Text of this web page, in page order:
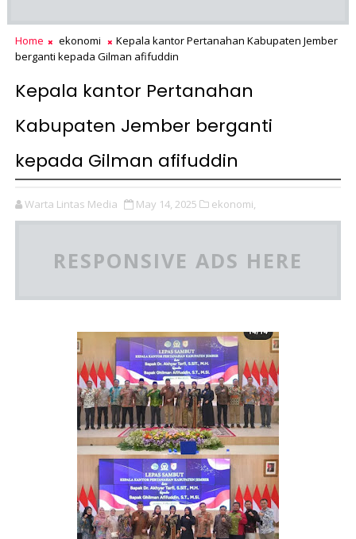
Home ekonomi
Kepala kantor Pertanahan Kabupaten Jember
berganti kepada Gilman afifuddin
Kepala kantor Pertanahan
Kabupaten Jember berganti
kepada Gilman afifuddin
Warta Lintas Media May 14, 2025 ekonomi,
RESPONSIVE ADS HERE